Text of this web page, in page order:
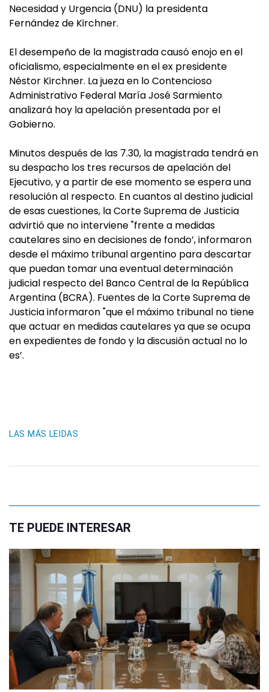
Necesidad y Urgencia (DNU) la presidenta
Fernández de Kirchner.
El desempeño de la magistrada causó enojo en el
oficialismo, especialmente en el ex presidente
Néstor Kirchner. La jueza en lo Contencioso
Administrativo Federal María José Sarmiento
analizará hoy la apelación presentada por el
Gobierno.
Minutos después de las 7.30, la magistrada tendrá en
su despacho los tres recursos de apelación del
Ejecutivo, y a partir de ese momento se espera una
resolución al respecto. En cuantos al destino judicial
de esas cuestiones, la Corte Suprema de Justicia
advirtió que no interviene "frente a medidas
cautelares sino en decisiones de fondo’, informaron
desde el máximo tribunal argentino para descartar
que puedan tomar una eventual determinación
judicial respecto del Banco Central de la República
Argentina (BCRA). Fuentes de la Corte Suprema de
Justicia informaron "que el máximo tribunal no tiene
que actuar en medidas cautelares ya que se ocupa
en expedientes de fondo y la discusión actual no lo
es’.
LAS MÁS LEIDAS
TE PUEDE INTERESAR